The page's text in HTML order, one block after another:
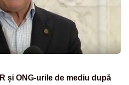
și ONG-urile de mediu după